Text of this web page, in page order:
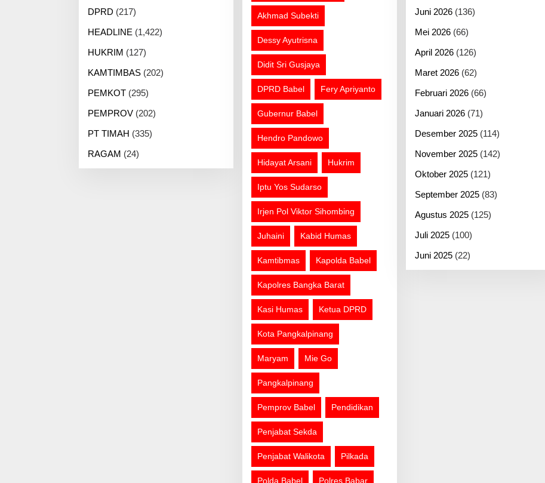
DPRD (217)
HEADLINE (1,422)
HUKRIM (127)
KAMTIMBAS (202)
PEMKOT (295)
PEMPROV (202)
PT TIMAH (335)
RAGAM (24)
Akhmad Subekti
Dessy Ayutrisna
Didit Sri Gusjaya
DPRD Babel Fery Apriyanto
Gubernur Babel
Hendro Pandowo
Hidayat Arsani Hukrim
Iptu Yos Sudarso
Irjen Pol Viktor Sihombing
Juhaini Kabid Humas
Kamtibmas Kapolda Babel
Kapolres Bangka Barat
Kasi Humas Ketua DPRD
Kota Pangkalpinang
Maryam Mie Go
Pangkalpinang
Pemprov Babel Pendidikan
Penjabat Sekda
Penjabat Walikota Pilkada
Polda Babel Polres Babar
Juni 2026(136)
Mei 2026(66)
April 2026(126)
Maret 2026(62)
Februari 2026(66)
Januari 2026(71)
Desember 2025(114)
November 2025(142)
Oktober 2025(121)
September 2025(83)
Agustus 2025(125)
Juli 2025(100)
Juni 2025(22)